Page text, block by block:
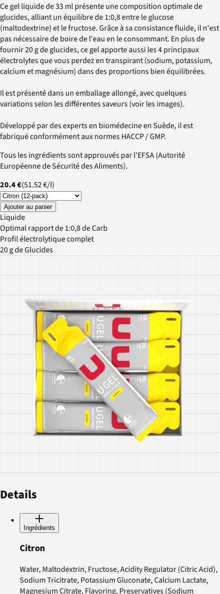
Ce gel liquide de 33 ml présente une composition optimale de
glucides, alliant un équilibre de 1:0,8 entre le glucose
(maltodextrine) et le fructose. Grâce à sa consistance fluide, il n'est
pas nécessaire de boire de l'eau en le consommant. En plus de
fournir 20 g de glucides, ce gel apporte aussi les 4 principaux
électrolytes que vous perdez en transpirant (sodium, potassium,
calcium et magnésium) dans des proportions bien équilibrées.
Il est présenté dans un emballage allongé, avec quelques
variations selon les différentes saveurs (voir les images).
Développé par des experts en biomédecine en Suède, il est
fabriqué conformément aux normes HACCP / GMP.
Tous les ingrédients sont approuvés par l'EFSA (Autorité
Européenne de Sécurité des Aliments).
20.4 €(51.52 €/l)
Ajouter au panier
Liquide
Optimal rapport de 1:0,8 de Carb
Profil électrolytique complet
20 g de Glucides
Details
Ingrédients
Citron
Water, Maltodextrin, Fructose, Acidity Regulator (Citric Acid),
Sodium Tricitrate, Potassium Gluconate, Calcium Lactate,
Magnesium Citrate, Flavoring, Preservatives (Sodium